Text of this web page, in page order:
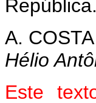
República.
A.
Hélio
Este